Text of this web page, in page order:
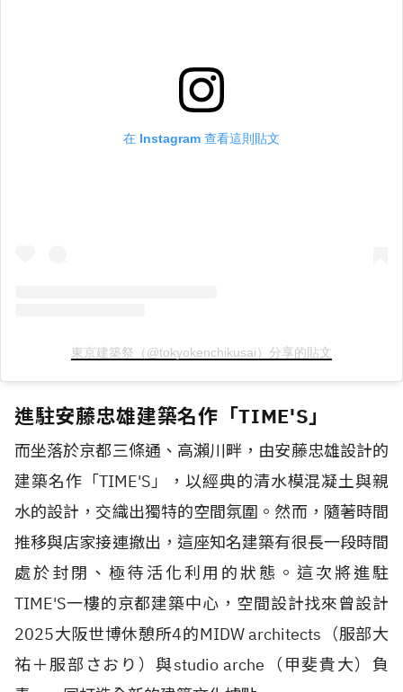
在 Instagram 查看這則貼文
東京建築祭（@tokyokenchikusai）分享的貼文
進駐安藤忠雄建築名作「TIME'S」
而坐落於京都三條通、高瀨川畔，由安藤忠雄設計的
建築名作「TIME'S」，以經典的清水模混凝土與親
水的設計，交織出獨特的空間氛圍。然而，隨著時間
推移與店家接連撤出，這座知名建築有很長一段時間
處於封閉、極待活化利用的狀態。這次將進駐
TIME'S一樓的京都建築中心，空間設計找來曾設計
2025大阪世博休憩所4的MIDW architects（服部大
祐＋服部さおり）與studio arche（甲斐貴大）負